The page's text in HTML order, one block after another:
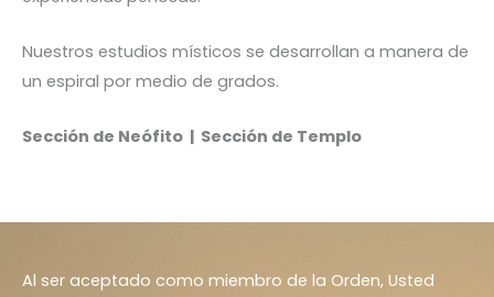
Nuestros estudios místicos se desarrollan a manera de
un espiral por medio de grados.
Sección de Neófito | Sección de Templo
Al ser aceptado como miembro de la Orden, Usted